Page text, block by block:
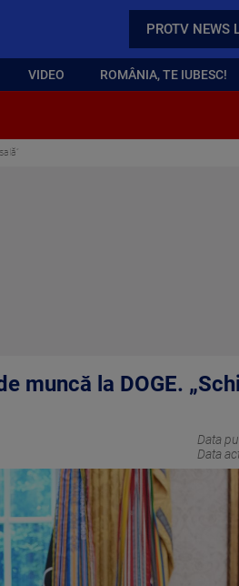
PROTV NEWS
VIDEO ROMÂNIA, TE IUBESC!
muncă la DOGE.
Data
Data